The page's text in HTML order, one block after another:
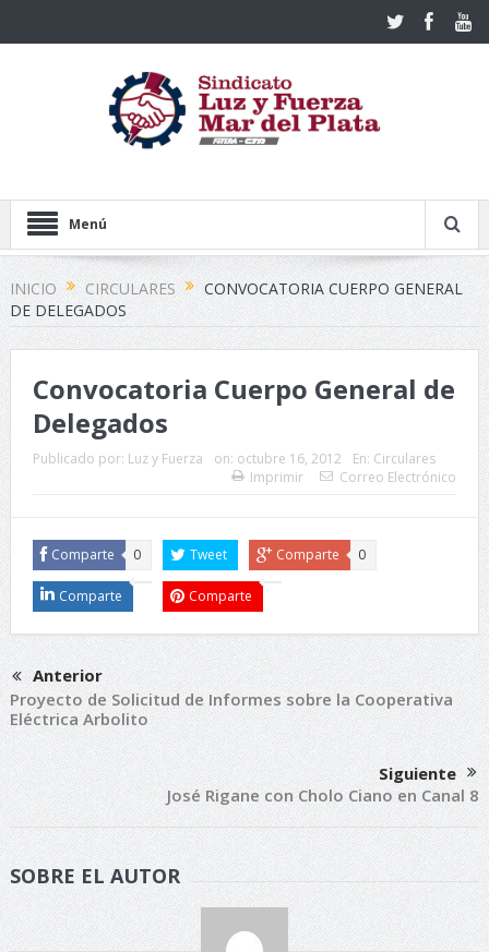
Menú
INICIO CIRCULARES
CONVOCATORIA CUERPO GENERAL
DE DELEGADOS
Convocatoria Cuerpo General de
Delegados
Publicado por: Luz y Fuerza on: octubre 16, 2012 En: Circulares
Imprimir
Correo Electrónico
Comparte 0 Tweet Comparte 0
Comparte Comparte
Anterior
Proyecto de Solicitud de Informes sobre la Cooperativa
Eléctrica Arbolito
Siguiente
José Rigane con Cholo Ciano en Canal 8
SOBRE EL AUTOR